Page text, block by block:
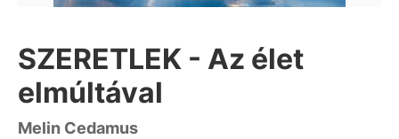
SZERETLEK - Az élet
elmúltával
Melin Cedamus